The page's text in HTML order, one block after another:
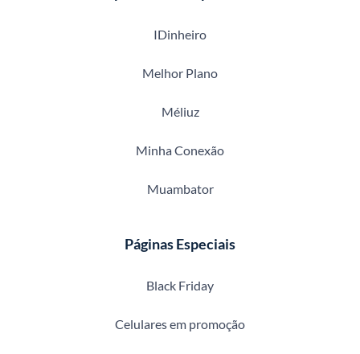
IDinheiro
Melhor Plano
Méliuz
Minha Conexão
Muambator
Páginas Especiais
Black Friday
Celulares em promoção